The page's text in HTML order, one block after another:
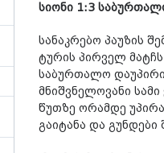
სიონი 1:3
სანაკრებო პაუზის
ტურის პირველ
საბურთალო
მნიშვნელოვანი
წუთზე ორამდე
გაიტანა და გუნდები